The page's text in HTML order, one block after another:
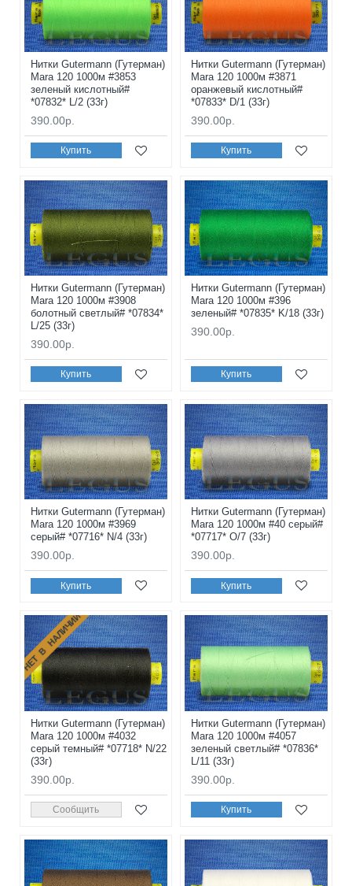
Нитки Gutermann (Гутерман)
Mara 120 1000м #3853
зеленый кислотный#
*07832* L/2 (33г)
390.00р.
Купить
Нитки Gutermann (Гутерман)
Mara 120 1000м #3871
оранжевый кислотный#
*07833* D/1 (33г)
390.00р.
Купить
Нитки Gutermann (Гутерман)
Mara 120 1000м #3908
болотный светлый# *07834*
L/25 (33г)
390.00р.
Купить
Нитки Gutermann (Гутерман)
Mara 120 1000м #396
зеленый# *07835* K/18 (33г)
390.00р.
Купить
Нитки Gutermann (Гутерман)
Mara 120 1000м #3969
серый# *07716* N/4 (33г)
390.00р.
Купить
Нитки Gutermann (Гутерман)
Mara 120 1000м #40 серый#
*07717* O/7 (33г)
390.00р.
Купить
НЕТ В НАЛИЧИИ
Нитки Gutermann (Гутерман)
Mara 120 1000м #4032
серый темный# *07718* N/22
(33г)
390.00р.
Сообщить
Нитки Gutermann (Гутерман)
Mara 120 1000м #4057
зеленый светлый# *07836*
L/11 (33г)
390.00р.
Купить